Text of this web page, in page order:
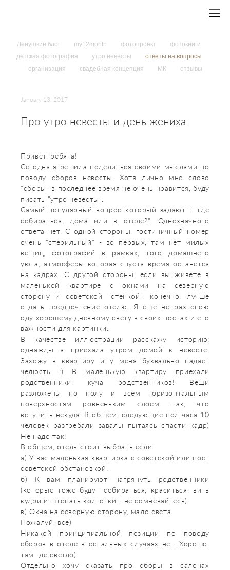
Ленушкин блог my12month фотопроект
фотокниги
детская фотография
утро невесты
ответы на вопросы
организация
свадебная концепция МК отзывы
January 13, 2017
Про утро невесты и день жениха
Привет, ребята!
Сегодня я решила поделиться своими мыслями по
поводу сборов невесты. Хотя лично мне слово
"сборы" в последнее время не очень нравится, буду
писать "утро невесты".
Самый популярный вопрос который задают : "где
собираться, дома или в отеле?". Однозначного
ответа нет. С одной стороны, гостиничный номер
очень "стерильный" - во первых, там нет милых
вещиц, фотографий в рамках, того домашнего
уюта, атмосферы которая спустя время останется
на кадрах. С другой стороны, если вы живете в
маленькой квартире с окнами на северную
сторону и советской "стенкой", конечно, лучше
отдать предпочтение отелю. Я еще не раз спою
оду хорошему дневному свету в своих постах и его
важности для картинки.
В качестве иллюстрации расскажу историю:
однажды я приехала утром домой к невесте.
Захожу в квартиру и у меня буквально падает
челюсть :) В маленькую квартиру приехали
родственники, куча родственников! Вещи
разложены по полу и всем горизонтальным
поверхностям ровненьким слоем, так, что
вступить некуда. В общем, следующие пол часа 10
человек разгребали завалы пытаясь спасти кадр)
Не надо так!
В общем, отель стоит выбрать если:
а) У вас маленькая квартирка с советской или пост
советской обстановкой.
б) К вам планируют нагрянуть родственники
(которые тоже будут собираться, краситься, вить
кудри и штопать колготки - не сомневайтесь).
в) Окна на северную сторону, мало света.
Пожалуй, все)
Никакой принципиальной позиции по поводу
сборов в отеле в остальных случаях нет. Хорошо,
там где светло)
Отдельно хочу сказать про сборы в салонах